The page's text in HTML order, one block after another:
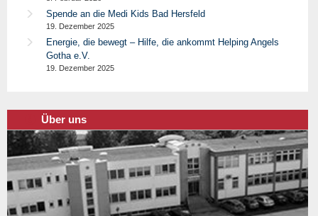
Spende an die Medi Kids Bad Hersfeld
19. Dezember 2025
Energie, die bewegt – Hilfe, die ankommt Helping Angels
Gotha e.V.
19. Dezember 2025
Über uns